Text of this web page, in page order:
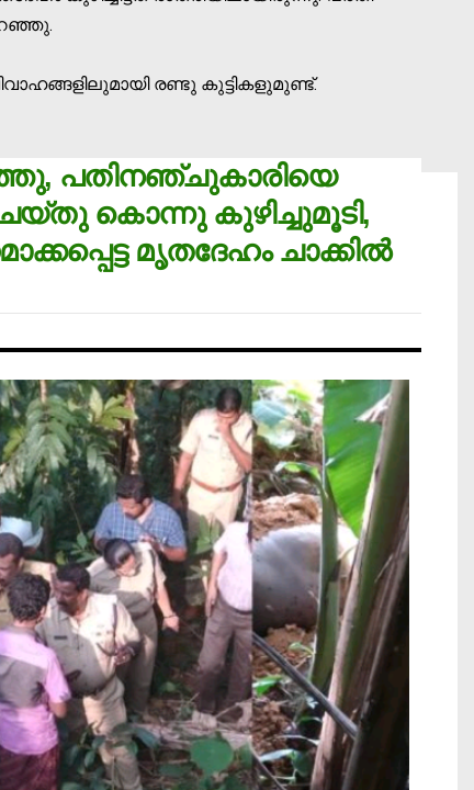
രണ്ടു കുട്ടികളുമുണ്ട്.
പതിനഞ്ചുകാരിയെ
കൊന്നു കുഴിച്ചുമൂടി,
മൃതദേഹം ചാക്കില്‍